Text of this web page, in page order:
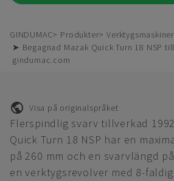
GINDUMAC Produkter
Verktygsmaskiner
➤ Begagnad Mazak Quick Turn 18 NSP
gindumac.com
Visa på originalspråket
Flerspindlig svarv tillverkad
Quick Turn 18 NSP har en
på 260 mm och en svarvlängd
en verktygsrevolver med 8-